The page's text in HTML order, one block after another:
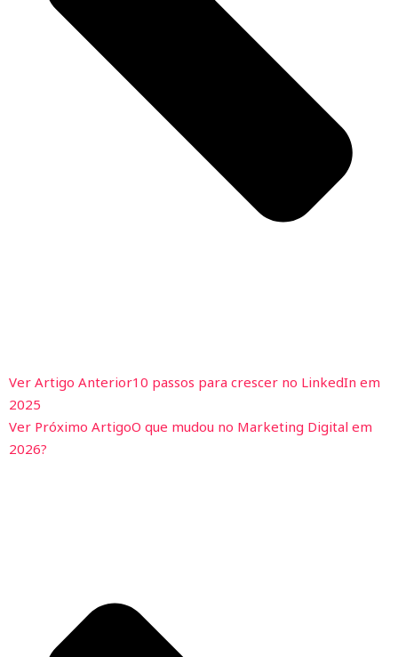
Ver Artigo Anterior10 passos para crescer no LinkedIn em
2025
Ver Próximo ArtigoO que mudou no Marketing Digital em
2026?